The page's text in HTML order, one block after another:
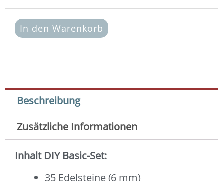
mm
(Achat
facettiert
In den Warenkorb
Beschreibung
Zusätzliche Informationen
Inhalt DIY Basic-Set:
35 Edelsteine (6 mm)